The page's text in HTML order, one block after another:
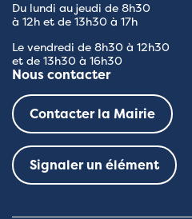
Du lundi au jeudi de 8h30
à 12h et de 13h30 à 17h
Le vendredi de 8h30 à 12h30
et de 13h30 à 16h30
Nous contacter
Contacter la Mairie
Signaler un élément